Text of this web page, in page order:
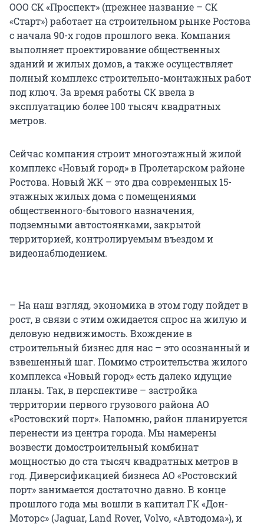
ООО СК «Проспект» (прежнее название – СК
«Старт») работает на строительном рынке Ростова
с начала 90-х годов прошлого века. Компания
выполняет проектирование общественных
зданий и жилых домов, а также осуществляет
полный комплекс строительно-монтажных работ
под ключ. За время работы СК ввела в
эксплуатацию более 100 тысяч квадратных
метров.
Сейчас компания строит многоэтажный жилой
комплекс «Новый город» в Пролетарском районе
Ростова. Новый ЖК – это два современных 15-
этажных жилых дома с помещениями
общественного-бытового назначения,
подземными автостоянками, закрытой
территорией, контролируемым въездом и
видеонаблюдением.
– На наш взгляд, экономика в этом году пойдет в
рост, в связи с этим ожидается спрос на жилую и
деловую недвижимость. Вхождение в
строительный бизнес для нас – это осознанный и
взвешенный шаг. Помимо строительства жилого
комплекса «Новый город» есть далеко идущие
планы. Так, в перспективе – застройка
территории первого грузового района АО
«Ростовский порт». Напомню, район планируется
перенести из центра города. Мы намерены
возвести домостроительный комбинат
мощностью до ста тысяч квадратных метров в
год. Диверсификацией бизнеса АО «Ростовский
порт» занимается достаточно давно. В конце
прошлого года мы вошли в капитал ГК «Дон-
Моторс» (Jaguar, Land Rover, Volvo, «Автодома»), и